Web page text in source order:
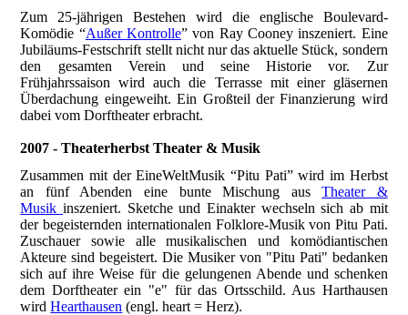
Zum 25-jährigen Bestehen wird die englische Boulevard-
Komödie “Außer Kontrolle” von Ray Cooney inszeniert. Eine
Jubiläums-Festschrift stellt nicht nur das aktuelle Stück, sondern
den gesamten Verein und seine Historie vor. Zur
Frühjahrssaison wird auch die Terrasse mit einer gläsernen
Überdachung eingeweiht. Ein Großteil der Finanzierung wird
dabei vom Dorftheater erbracht.
2007 - Theaterherbst Theater & Musik
Zusammen mit der EineWeltMusik “Pitu Pati” wird im Herbst
an fünf Abenden eine bunte Mischung ausTheater &
Musikinszeniert. Sketche und Einakter wechseln sich ab mit
der begeisternden internationalen Folklore-Musik von Pitu Pati.
Zuschauer sowie alle musikalischen und komödiantischen
Akteure sind begeistert. Die Musiker von "Pitu Pati" bedanken
sich auf ihre Weise für die gelungenen Abende und schenken
dem Dorftheater ein "e" für das Ortsschild. Aus Harthausen
wirdHearthausen (engl. heart = Herz).